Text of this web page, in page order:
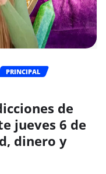
PRINCIPAL
de
jueves 6 de
dinero y